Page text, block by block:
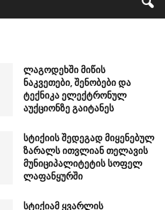
ლაგოდეხში მიწის
ნაკვეთები, შენობები და
ტექნიკა ელექტრონულ
აუქციონზე გაიტანეს
სტიქიის შედეგად მიყენებულ
ზარალს ითვლიან თელავის
მუნიციპალიტეტის სოფელ
ლაფანყურში
სტიქიამ ყვარლის